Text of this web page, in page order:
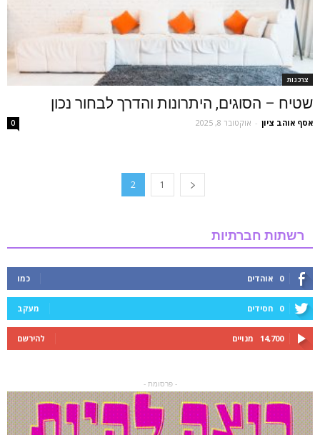
צרכנות
שטיח – הסוגים, היתרונות והדרך לבחור נכון
אסף אוהב ציון - אוקטובר 8, 2025 0
1
2
רשתות חברתיות
0 אוהדים כמו
0 חסידים מעקב
14,700 מנויים להירשם
- פרסומת -